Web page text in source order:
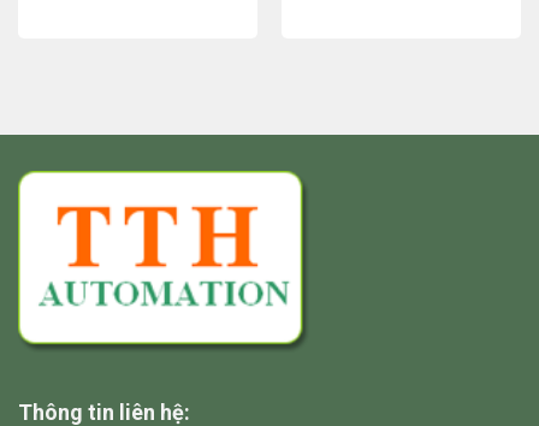
Thông tin liên hệ: